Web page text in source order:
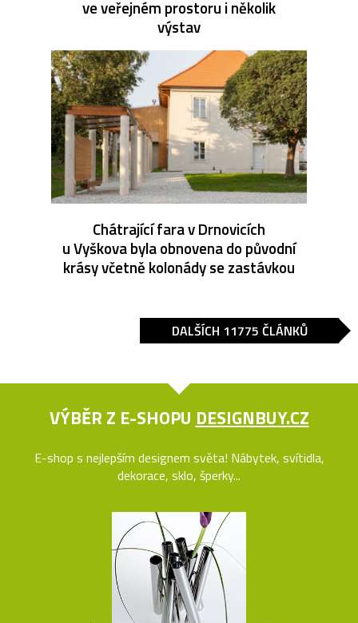
ve veřejném prostoru i několik
výstav
Chátrající fara v Drnovicích
u Vyškova byla obnovena do původní
krásy včetně kolonády se zastávkou
DALŠÍCH 11775 ČLÁNKŮ
VÝBĚR Z E-SHOPU DESIGNBUY.CZ
E-shop s nejlepším designem světa! Nábytek, svítidla,
dekorace, sklo, šperky...